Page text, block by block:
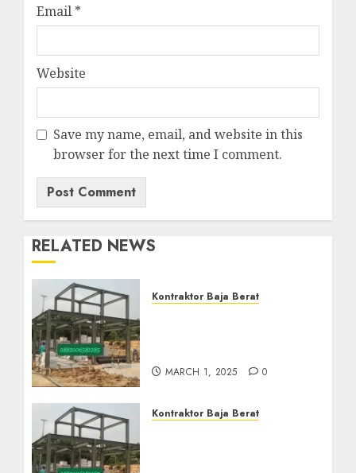
Email *
Website
Save my name, email, and website in this
browser for the next time I comment.
RELATED NEWS
Kontraktor Baja Berat
MARCH 1, 2025 0
Kontraktor Baja Berat